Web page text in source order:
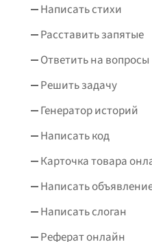
Написать стихи
Расставить запятые
Ответить на вопросы
Решить задачу
Генератор историй
Написать код
Карточка товара
Написать
Написать слоган
Реферат онлайн